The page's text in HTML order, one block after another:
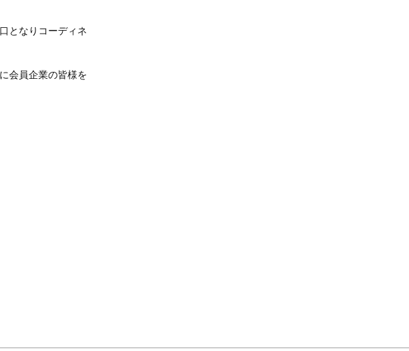
となりコーディネ
会員企業の皆様を